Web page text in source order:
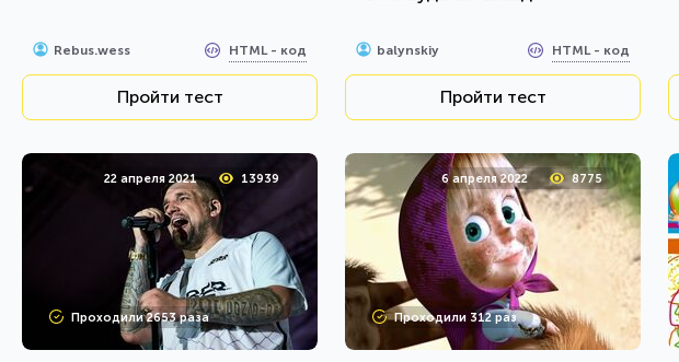
Rebus.wess HTML - код
Пройти тест
balynskiy HTML - код
Пройти тест
22 апреля 2021 13939
Проходили 2653 раза
6 апреля 2022 8775
Проходили 312 раз